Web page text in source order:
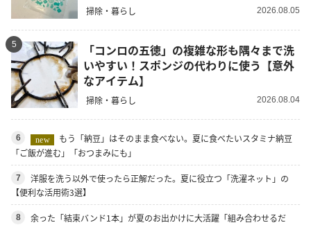
掃除・暮らし 2026.08.05
5
「コンロの五徳」の複雑な形も隅々まで洗
いやすい！スポンジの代わりに使う【意外
なアイテム】
掃除・暮らし 2026.08.04
6 new
もう「納豆」はそのまま食べない。夏に食べたいスタミナ納豆
「ご飯が進む」「おつまみにも」
7
洋服を洗う以外で使ったら正解だった。夏に役立つ「洗濯ネット」の
【便利な活用術3選】
8
余った「結束バンド1本」が夏のお出かけに大活躍「組み合わせるだ